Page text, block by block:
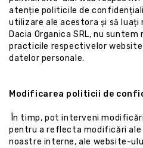
atenție politicile de
utilizare ale acestora și să luați
Dacia Organica SRL, nu
practicile respectivelor
datelor personale.
Modificarea politicii de
În timp, pot interveni
pentru a reflecta modificări
noastre interne, ale website-